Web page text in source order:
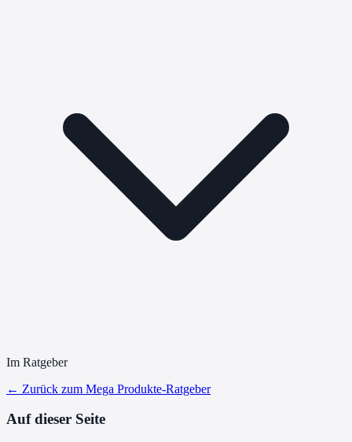
Im Ratgeber
← Zurück zum Mega Produkte-Ratgeber
Auf dieser Seite